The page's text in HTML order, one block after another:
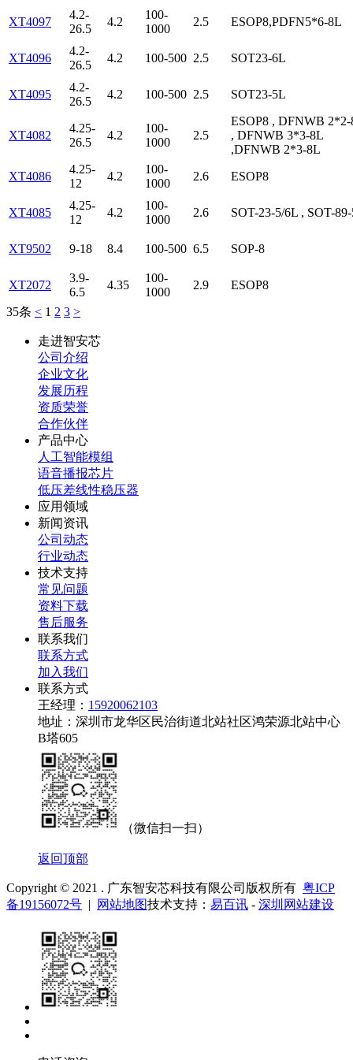
XT4097
4.2-
26.5
4.2
100-
1000
2.5 ESOP8,PDFN5*6-8L
XT4096
4.2-
26.5
4.2 100-500 2.5 SOT23-6L
XT4095
4.2-
26.5
4.2 100-500 2.5 SOT23-5L
XT4082
4.25-
26.5
4.2
100-
1000
2.5
ESOP8 , DFNWB 2*2-
, DFNWB 3*3-8L
,DFNWB 2*3-8L
XT4086
4.25-
12
4.2
100-
1000
2.6 ESOP8
XT4085
4.25-
12
4.2
100-
1000
2.6 SOT-23-5/6L , SOT-
XT9502 9-18 8.4 100-500 6.5 SOP-8
XT2072
3.9-
6.5
4.35
100-
1000
2.9
ESOP8
35条 < 1 2 3 >
走进智安芯
公司介绍
企业文化
发展历程
资质荣誉
合作伙伴
产品中心
人工智能模组
语音播报芯片
低压差线性稳压器
应用领域
新闻资讯
公司动态
行业动态
技术支持
常见问题
资料下载
售后服务
联系我们
联系方式
加入我们
联系方式
王经理： 15920062103
地址：深圳市龙华区民治街道北站社区鸿荣源北站中心
B塔605
（微信扫一扫）
返回顶部
Copyright © 2021 . 广东智安芯科技有限公司版权所有 粤ICP
备19156072号 | 网站地图技术支持： 易百讯 - 深圳网站建设